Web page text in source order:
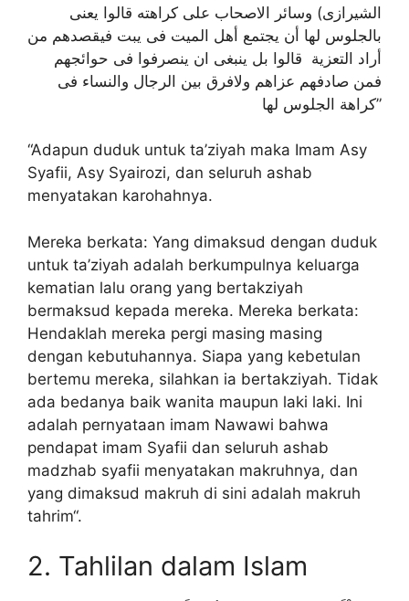
الشيرازى) وسائر الاصحاب على كراهته قالوا يعنى
بالجلوس لها أن يجتمع أهل الميت فى يبت فيقصدهم من
أراد التعزية قالوا بل ينبغى ان ينصرفوا فى حوائجهم
فمن صادفهم عزاهم ولافرق بين الرجال والنساء فى
كراهة الجلوس لها”
“Adapun duduk untuk ta’ziyah maka Imam Asy
Syafii, Asy Syairozi, dan seluruh ashab
menyatakan karohahnya.
Mereka berkata: Yang dimaksud dengan duduk
untuk ta’ziyah adalah berkumpulnya keluarga
kematian lalu orang yang bertakziyah
bermaksud kepada mereka. Mereka berkata:
Hendaklah mereka pergi masing masing
dengan kebutuhannya. Siapa yang kebetulan
bertemu mereka, silahkan ia bertakziyah. Tidak
ada bedanya baik wanita maupun laki laki. Ini
adalah pernyataan imam Nawawi bahwa
pendapat imam Syafii dan seluruh ashab
madzhab syafii menyatakan makruhnya, dan
yang dimaksud makruh di sini adalah makruh
tahrim“.
2. Tahlilan dalam Islam